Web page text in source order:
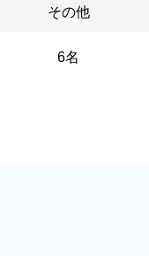
その他
6名